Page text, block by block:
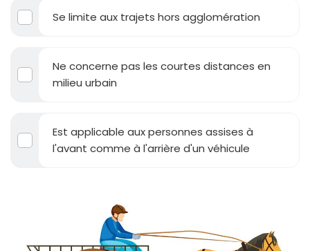
Se limite aux trajets hors agglomération
Ne concerne pas les courtes distances en
milieu urbain
Est applicable aux personnes assises à
l'avant comme à l'arrière d'un véhicule